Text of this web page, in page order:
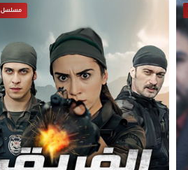
مسلسل